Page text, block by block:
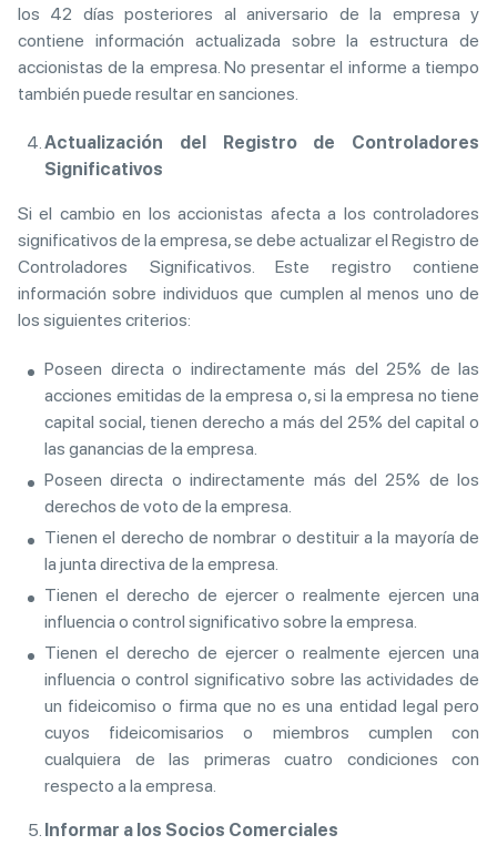
los 42 días posteriores al aniversario de la empresa y
contiene información actualizada sobre la estructura de
accionistas de la empresa. No presentar el informe a tiempo
también puede resultar en sanciones.
Actualización del Registro de Controladores
Significativos
Si el cambio en los accionistas afecta a los controladores
significativos de la empresa, se debe actualizar el Registro de
Controladores Significativos. Este registro contiene
información sobre individuos que cumplen al menos uno de
los siguientes criterios:
Poseen directa o indirectamente más del 25% de las
acciones emitidas de la empresa o, si la empresa no tiene
capital social, tienen derecho a más del 25% del capital o
las ganancias de la empresa.
Poseen directa o indirectamente más del 25% de los
derechos de voto de la empresa.
Tienen el derecho de nombrar o destituir a la mayoría de
la junta directiva de la empresa.
Tienen el derecho de ejercer o realmente ejercen una
influencia o control significativo sobre la empresa.
Tienen el derecho de ejercer o realmente ejercen una
influencia o control significativo sobre las actividades de
un fideicomiso o firma que no es una entidad legal pero
cuyos fideicomisarios o miembros cumplen con
cualquiera de las primeras cuatro condiciones con
respecto a la empresa.
Informar a los Socios Comerciales